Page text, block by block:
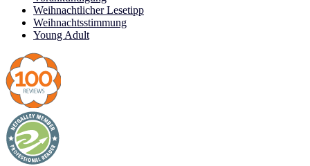
Weihnachtlicher Lesetipp
Weihnachtsstimmung
Young Adult